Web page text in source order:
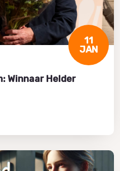
11
JAN
Winnaar Helder